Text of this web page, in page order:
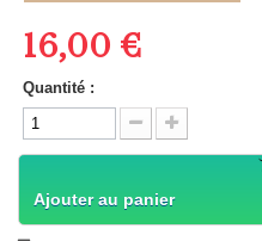
16,00 €
Quantité :
Ajouter au panier